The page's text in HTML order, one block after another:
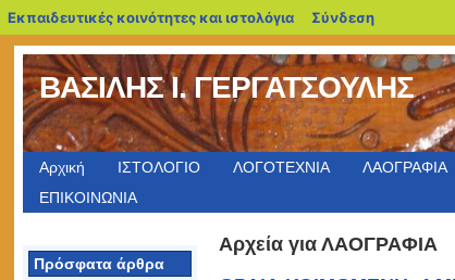
Εκπαιδευτικές κοινότητες και ιστολόγια blogs.sch.gr
Σύνδεση
ΒΑΣΙΛΗΣ Ι. ΓΕΡΓΑΤΣΟΥΛΗΣ
Αρχική ΙΣΤΟΛΟΓΙΟ ΛΟΓΟΤΕΧΝΙΑ ΛΑΟΓΡΑΦΙΑ
ΕΠΙΚΟΙΝΩΝΙΑ
Πρόσφατα άρθρα
Αρχεία για ΛΑΟΓΡΑΦΙΑ